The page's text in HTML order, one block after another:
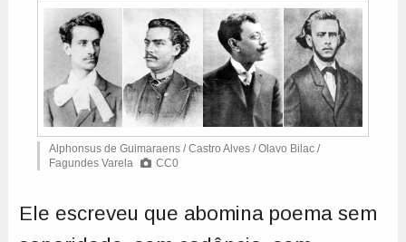
Alphonsus de Guimaraens / Castro Alves / Olavo Bilac /
Fagundes Varela
CC0
Ele escreveu que abomina poema sem